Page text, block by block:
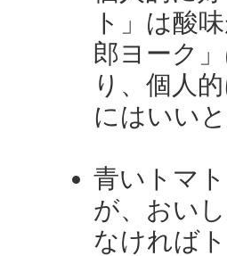
ト」は酸
郎ヨーク
り、個人
にはいい
青いトマ
が、おい
なければ